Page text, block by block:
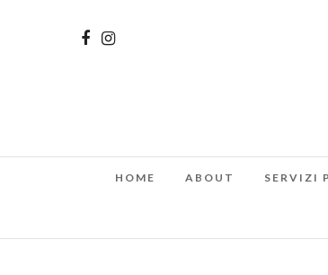
HOME ABOUT SERVIZI